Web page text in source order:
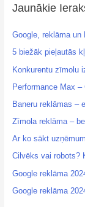
Jaunākie
Google, reklāma un
5 biežāk pieļautās
Konkurentu zīmolu
Performance Max –
Baneru reklāmas –
Zīmola reklāma –
Ar ko sākt
Cilvēks vai robots?
Google reklāma
Google reklāma